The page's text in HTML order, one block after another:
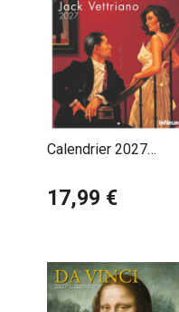
Calendrier 2027
17,99 €